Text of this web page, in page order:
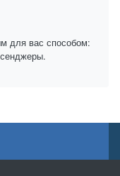
для вас способом: